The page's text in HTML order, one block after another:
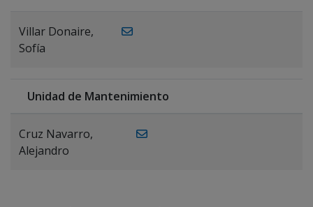
Villar Donaire,
Sofía
Unidad de Mantenimiento
Cruz Navarro,
Alejandro